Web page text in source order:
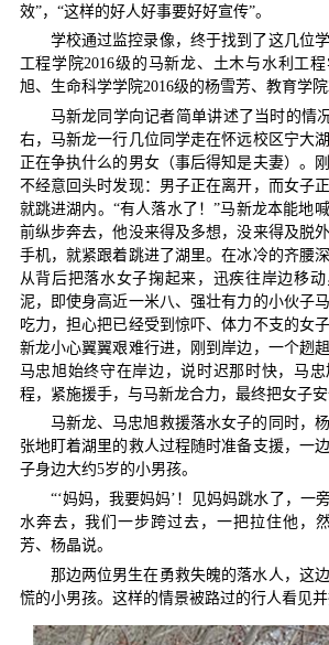
效”，“这样的好人好事要好好宣传”。
学校通过监控录像，终于找到了这几位
工程学院2016级的马新龙、土木与水利工
旭、生命科学学院2016级的杨雪芳、教育学院
马新龙同学向记者简单讲述了当时的情
右，马新龙一行几位同学走在怀远校区宁大
正在争执什么的男女（事后得知是夫妻）。
不经意回头时发现：男子正在离开，而女子
就跳进湖内。“有人落水了！”马新龙本能地
前纵步奔去，他没来得及多想，没来得及脱
手机，就紧跟着跳进了湖里。在冰冷的齐腰
从背后把落水女子掬起来，迅疾往岸边移
泥，即使身高近一米八、强壮有力的小伙子
吃力，担心把已经受到惊吓、体力不支的女
新龙小心翼翼艰难行进，刚到岸边，一个趔
马忠旭始终守在岸边，说时迟那时快，马
程，紧施援手，与马新龙合力，最终把女子安
马新龙、马忠旭救援落水女子的同时，
张地盯着湖里的救人过程随时准备支援，一
子身边大约5岁的小男孩。
“‘妈妈，我要妈妈’！见妈妈跳水了，一
水奔去，我们一步跨过去，一把拉住他，
芳、杨晶说。
那边两位男生在勇救失魄的落水人，这
慌的小男孩。这样的情景被路过的行人看见并